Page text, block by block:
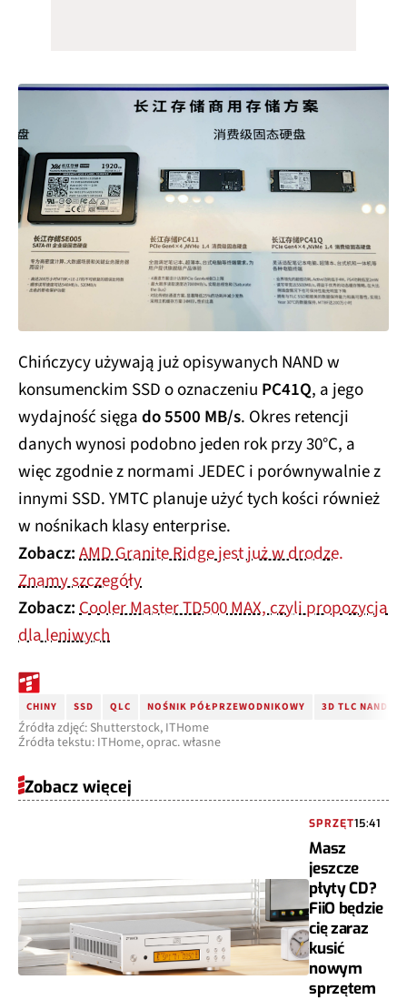
Chińczycy używają już opisywanych NAND w
konsumenckim SSD o oznaczeniu PC41Q, a jego
wydajność sięgado 5500 MB/s. Okres retencji
danych wynosi podobno jeden rok przy 30°C, a
więc zgodnie z normami JEDEC i porównywalnie z
innymi SSD. YMTC planuje użyć tych kości również
w nośnikach klasy enterprise.
Zobacz:AMD Granite Ridge jest już w drodze.
Znamy szczegóły
Zobacz:Cooler Master TD500 MAX, czyli propozycja
dla leniwych
CHINY SSD QLC NOŚNIK PÓŁPRZEWODNIKOWY 3D TLC NAND
Źródła zdjęć: Shutterstock, ITHome
Źródła tekstu: ITHome, oprac. własne
Zobacz więcej
SPRZĘT15:41
Masz
jeszcze
płyty CD?
FiiO będzie
cię zaraz
kusić
nowym
sprzętem